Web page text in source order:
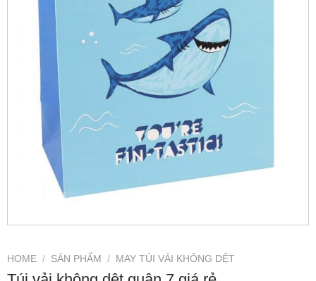
HOME / SẢN PHẨM / MAY TÚI VẢI KHÔNG DỆT